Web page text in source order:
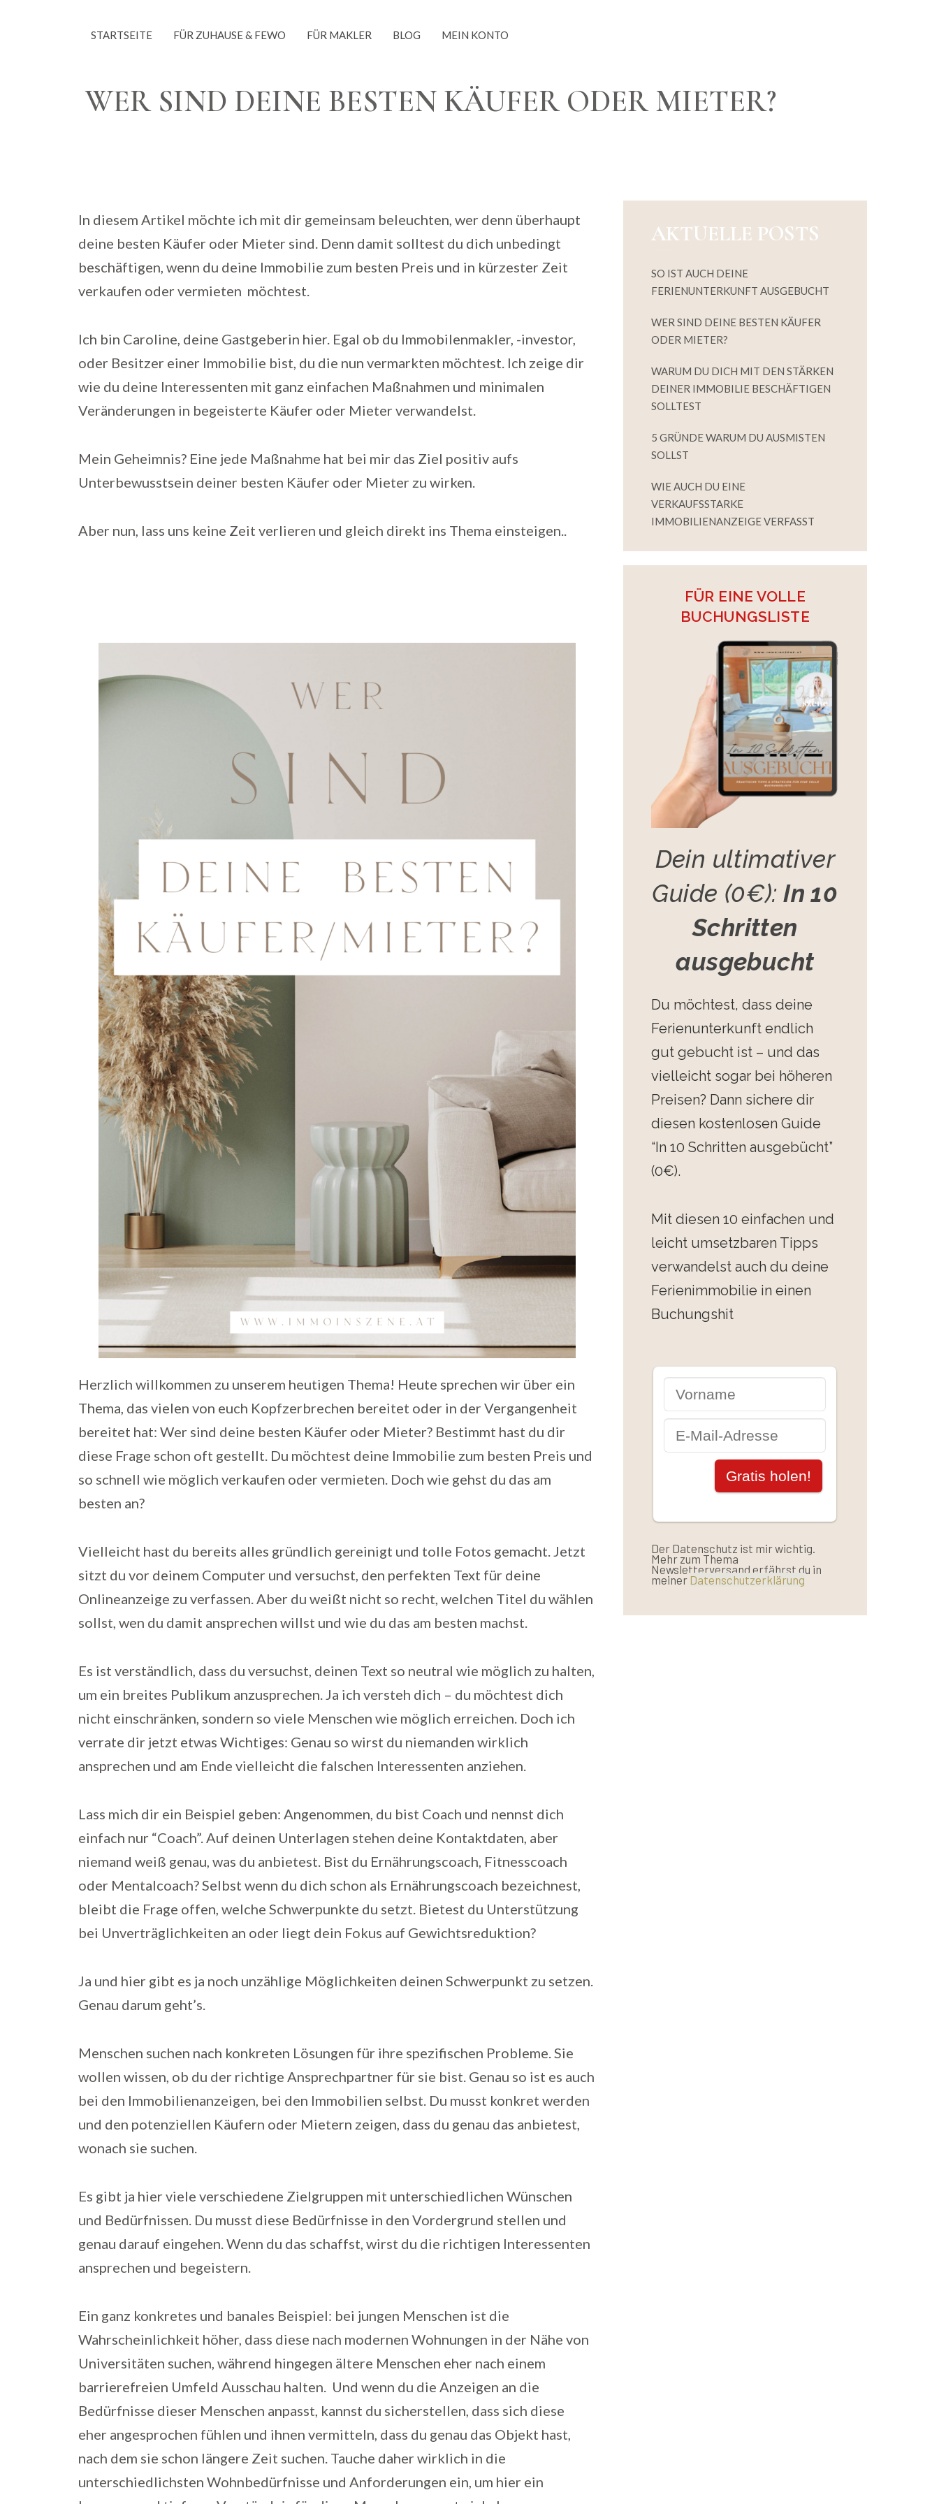
STARTSEITE FÜR ZUHAUSE & FEWO FÜR MAKLER BLOG MEIN KONTO
WER SIND DEINE BESTEN KÄUFER ODER MIETER?
In diesem Artikel möchte ich mit dir gemeinsam beleuchten, wer denn überhaupt
deine besten Käufer oder Mieter sind. Denn damit solltest du dich unbedingt
beschäftigen, wenn du deine Immobilie zum besten Preis und in kürzester Zeit
verkaufen oder vermieten möchtest.
Ich bin Caroline, deine Gastgeberin hier. Egal ob du Immobilenmakler, -investor,
oder Besitzer einer Immobilie bist, du die nun vermarkten möchtest. Ich zeige dir
wie du deine Interessenten mit ganz einfachen Maßnahmen und minimalen
Veränderungen in begeisterte Käufer oder Mieter verwandelst.
Mein Geheimnis? Eine jede Maßnahme hat bei mir das Ziel positiv aufs
Unterbewusstsein deiner besten Käufer oder Mieter zu wirken.
Aber nun, lass uns keine Zeit verlieren und gleich direkt ins Thema einsteigen..
Herzlich willkommen zu unserem heutigen Thema! Heute sprechen wir über ein
Thema, das vielen von euch Kopfzerbrechen bereitet oder in der Vergangenheit
bereitet hat: Wer sind deine besten Käufer oder Mieter? Bestimmt hast du dir
diese Frage schon oft gestellt. Du möchtest deine Immobilie zum besten Preis und
so schnell wie möglich verkaufen oder vermieten. Doch wie gehst du das am
besten an?
Vielleicht hast du bereits alles gründlich gereinigt und tolle Fotos gemacht. Jetzt
sitzt du vor deinem Computer und versuchst, den perfekten Text für deine
Onlineanzeige zu verfassen. Aber du weißt nicht so recht, welchen Titel du wählen
sollst, wen du damit ansprechen willst und wie du das am besten machst.
Es ist verständlich, dass du versuchst, deinen Text so neutral wie möglich zu halten,
um ein breites Publikum anzusprechen. Ja ich versteh dich – du möchtest dich
nicht einschränken, sondern so viele Menschen wie möglich erreichen. Doch ich
verrate dir jetzt etwas Wichtiges: Genau so wirst du niemanden wirklich
ansprechen und am Ende vielleicht die falschen Interessenten anziehen.
Lass mich dir ein Beispiel geben: Angenommen, du bist Coach und nennst dich
einfach nur “Coach”. Auf deinen Unterlagen stehen deine Kontaktdaten, aber
niemand weiß genau, was du anbietest. Bist du Ernährungscoach, Fitnesscoach
oder Mentalcoach? Selbst wenn du dich schon als Ernährungscoach bezeichnest,
bleibt die Frage offen, welche Schwerpunkte du setzt. Bietest du Unterstützung
bei Unverträglichkeiten an oder liegt dein Fokus auf Gewichtsreduktion?
Ja und hier gibt es ja noch unzählige Möglichkeiten deinen Schwerpunkt zu setzen.
Genau darum geht’s.
Menschen suchen nach konkreten Lösungen für ihre spezifischen Probleme. Sie
wollen wissen, ob du der richtige Ansprechpartner für sie bist. Genau so ist es auch
bei den Immobilienanzeigen, bei den Immobilien selbst. Du musst konkret werden
und den potenziellen Käufern oder Mietern zeigen, dass du genau das anbietest,
wonach sie suchen.
Es gibt ja hier viele verschiedene Zielgruppen mit unterschiedlichen Wünschen
und Bedürfnissen. Du musst diese Bedürfnisse in den Vordergrund stellen und
genau darauf eingehen. Wenn du das schaffst, wirst du die richtigen Interessenten
ansprechen und begeistern.
Ein ganz konkretes und banales Beispiel: bei jungen Menschen ist die
Wahrscheinlichkeit höher, dass diese nach modernen Wohnungen in der Nähe von
Universitäten suchen, während hingegen ältere Menschen eher nach einem
barrierefreien Umfeld Ausschau halten. Und wenn du die Anzeigen an die
Bedürfnisse dieser Menschen anpasst, kannst du sicherstellen, dass sich diese
eher angesprochen fühlen und ihnen vermitteln, dass du genau das Objekt hast,
nach dem sie schon längere Zeit suchen. Tauche daher wirklich in die
unterschiedlichsten Wohnbedürfnisse und Anforderungen ein, um hier ein
AKTUELLE POSTS
SO IST AUCH DEINE
FERIENUNTERKUNFT AUSGEBUCHT
WER SIND DEINE BESTEN KÄUFER
ODER MIETER?
WARUM DU DICH MIT DEN STÄRKEN
DEINER IMMOBILIE BESCHÄFTIGEN
SOLLTEST
5 GRÜNDE WARUM DU AUSMISTEN
SOLLST
WIE AUCH DU EINE
VERKAUFSSTARKE
IMMOBILIENANZEIGE VERFASST
FÜR EINE VOLLE
BUCHUNGSLISTE
Dein ultimativer
Guide (0€): In 10
Schritten
ausgebucht
Du möchtest, dass deine
Ferienunterkunft endlich
gut gebucht ist – und das
vielleicht sogar bei höheren
Preisen? Dann sichere dir
diesen kostenlosen Guide
“In 10 Schritten ausgebücht”
(0€).
Mit diesen 10 einfachen und
leicht umsetzbaren Tipps
verwandelst auch du deine
Ferienimmobilie in einen
Buchungshit
Der Datenschutz ist mir wichtig.
Mehr zum Thema
Newsletterversand erfährst du in
meiner Datenschutzerklärung